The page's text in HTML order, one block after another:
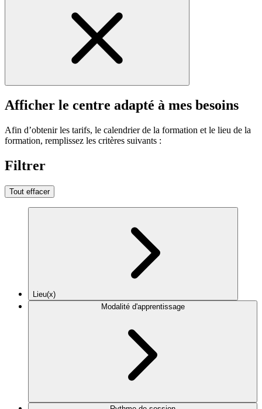
Afficher le centre adapté à mes besoins
Afin d’obtenir les tarifs, le calendrier de la formation et le lieu de la
formation, remplissez les critères suivants :
Filtrer
Tout effacer
Lieu(x)
Modalité d'apprentissage